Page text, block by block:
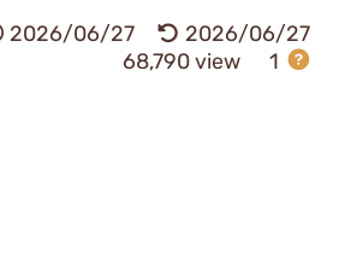
2026/06/27
2026/06/27
68,790 view
1